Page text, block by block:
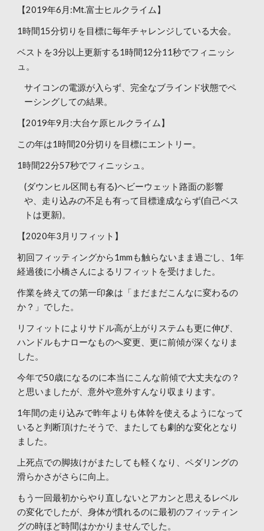
【2019年6月:Mt.富士ヒルクライム】
1時間15分切りを目標に毎年チャレンジしている大会。
ベストを3分以上更新する1時間12分11秒でフィニッシ
ュ。
サイコンの電源が入らず、完全なブラインド状態でペ
ーシングしての結果。
【2019年9月:大台ケ原ヒルクライム】
この年は1時間20分切りを目標にエントリー。
1時間22分57秒でフィニッシュ。
(ダウンヒル区間も有る)ヘビーウェット路面の影響
や、走り込みの不足も有って目標達成ならず(自己ベス
トは更新)。
【2020年3月リフィット】
初回フィッティングから1mmも触らないまま過ごし、1年
経過後に小橋さんによるリフィットを受けました。
作業を終えての第一印象は「まだまだこんなに変わるの
か？」でした。
リフィットによりサドル高が上がりステムも更に伸び、
ハンドルもナローなものへ変更、更に前傾が深くなりま
した。
今年で50歳になるのに本当にこんな前傾で大丈夫なの？
と思いましたが、意外や意外すんなり収まります。
1年間の走り込みで昨年よりも体幹を使えるようになって
いると判断頂けたそうで、またしても劇的な変化となり
ました。
上死点での脚抜けがまたしても軽くなり、ペダリングの
滑らかさがさらに向上。
もう一回最初からやり直しないとアカンと思えるレベル
の変化でしたが、身体が慣れるのに最初のフィッティン
グの時ほど時間はかかりませんでした。